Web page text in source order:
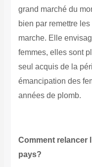
grand marché du
bien par remettre
marche. Elle
femmes, elles sont
seul acquis de la
émancipation des
années de plomb.
Comment relancer
pays?